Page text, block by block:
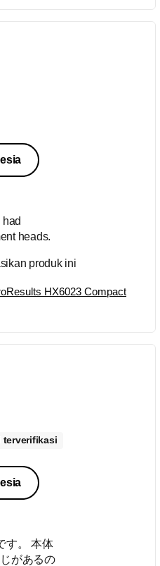
heads.
produk ini
HX6023 Compact
terverifikasi
す。 本体
があるの